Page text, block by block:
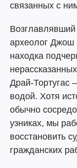
связанных с
археолог Джош
находка
Драй-Тортугас
водой. Хотя
обычно
узниках, мы
восстановить
гражданских